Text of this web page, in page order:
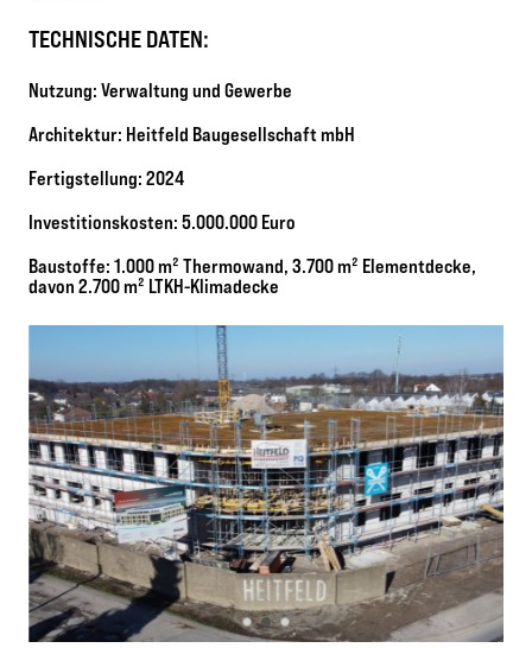
TECHNISCHE DATEN:
Nutzung: Verwaltung und Gewerbe
Architektur: Heitfeld Baugesellschaft mbH
Fertigstellung: 2024
Investitionskosten: 5.000.000 Euro
Baustoffe: 1.000 m² Thermowand, 3.700 m² Elementdecke,
davon 2.700 m² LTKH-Klimadecke